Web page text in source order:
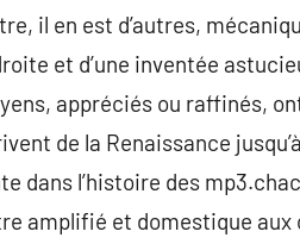
il en est d’autres,
et d’une inventée
appréciés ou raffinés,
de la Renaissance jusqu’à
dans l’histoire des
amplifié et domestique aux